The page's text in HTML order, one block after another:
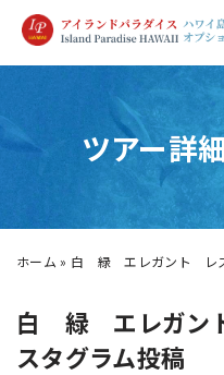
ツアー詳
ホーム » 白 緑 エレガント レ
白 緑 エレガン
スタグラム投稿